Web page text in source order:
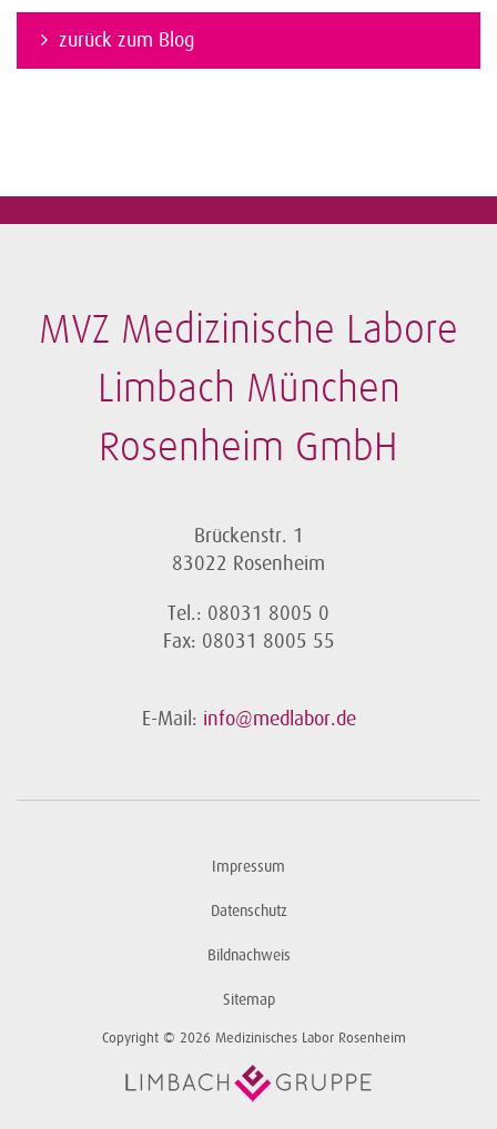
zurück zum Blog
MVZ Medizinische Labore
Limbach München
Rosenheim GmbH
Brückenstr. 1
83022 Rosenheim
Tel.: 08031 8005 0
Fax: 08031 8005 55
E-Mail: info@medlabor.de
Impressum
Datenschutz
Bildnachweis
Sitemap
Copyright © 2026 Medizinisches Labor Rosenheim